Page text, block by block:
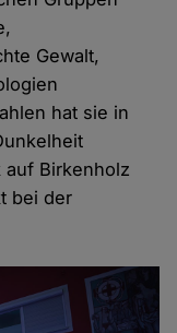
Gewalt,
hat sie in
auf Birkenholz
bei der